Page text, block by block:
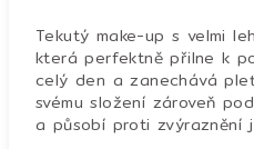
Tekutý make-up s velmi
která perfektně přilne k
celý den a zanechává
svému složení zároveň
a působí proti zvýraznění